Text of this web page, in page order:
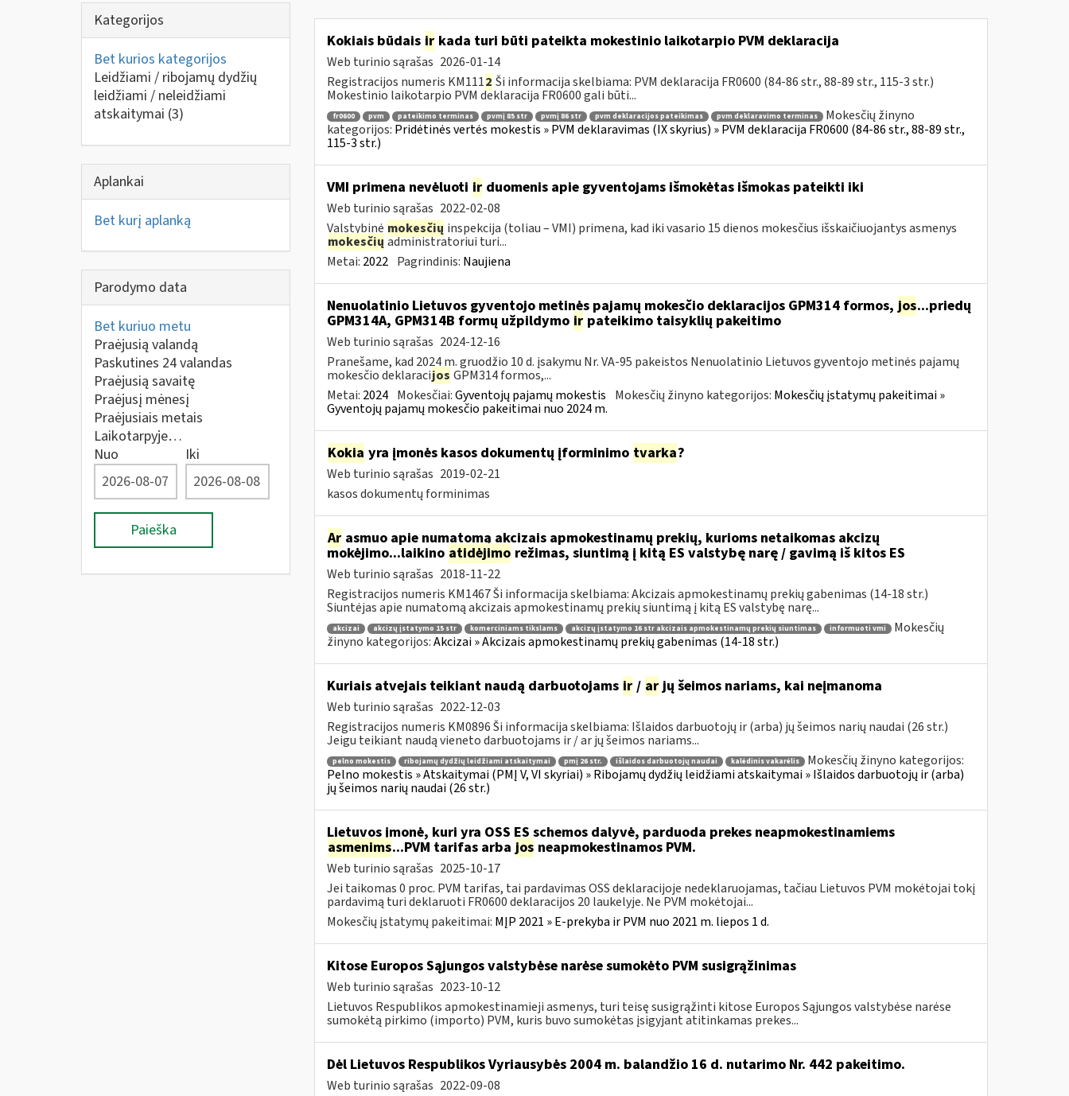
Kategorijos
Bet kurios kategorijos
Leidžiami / ribojamų dydžių
leidžiami / neleidžiami
atskaitymai (3)
Aplankai
Bet kurį aplanką
Parodymo data
Bet kuriuo metu
Praėjusią valandą
Paskutines 24 valandas
Praėjusią savaitę
Praėjusį mėnesį
Praėjusiais metais
Laikotarpyje…
Nuo
Iki
Paieška
Kokiais būdais irkada turi būti pateikta mokestinio laikotarpio PVM deklaracija
Web turinio sąrašas 2026-01-14
Registracijos numeris KM1112 Ši informacija skelbiama: PVM deklaracija FR0600 (84-86 str., 88-89 str., 115-3 str.)
Mokestinio laikotarpio PVM deklaracija FR0600 gali būti...
fr0600 pvm pateikimo terminas pvmį 85 str pvmį 86 str pvm deklaracijos pateikimas pvm deklaravimo terminas
Mokesčių žinyno
kategorijos: Pridėtinės vertės mokestis » PVM deklaravimas (IX skyrius) » PVM deklaracija FR0600 (84-86 str., 88-89 str.,
115-3 str.)
VMI primena nevėluoti irduomenis apie gyventojams išmokėtas išmokas pateikti iki
Web turinio sąrašas 2022-02-08
Valstybinė mokesčių inspekcija (toliau – VMI) primena, kad iki vasario 15 dienos mokesčius išskaičiuojantys asmenys
mokesčių administratoriui turi...
Metai: 2022 Pagrindinis: Naujiena
Nenuolatinio Lietuvos gyventojo metinės pajamų mokesčio deklaracijos GPM314 formos, jos...priedų
GPM314A, GPM314B formų užpildymo irpateikimo taisyklių pakeitimo
Web turinio sąrašas 2024-12-16
Pranešame, kad 2024 m. gruodžio 10 d. įsakymu Nr. VA-95 pakeistos Nenuolatinio Lietuvos gyventojo metinės pajamų
mokesčio deklaracijos GPM314 formos,...
Metai: 2024 Mokesčiai:Gyventojų pajamų mokestis Mokesčių žinyno kategorijos: Mokesčių įstatymų pakeitimai »
Gyventojų pajamų mokesčio pakeitimai nuo 2024 m.
Kokia yra įmonės kasos dokumentų įforminimo tvarka?
Web turinio sąrašas 2019-02-21
kasos dokumentų forminimas
Arasmuo apie numatomą akcizais apmokestinamų prekių, kurioms netaikomas akcizų
mokėjimo...laikino atidėjimo režimas, siuntimą į kitą ES valstybę narę / gavimą iš kitos ES
Web turinio sąrašas 2018-11-22
Registracijos numeris KM1467 Ši informacija skelbiama: Akcizais apmokestinamų prekių gabenimas (14-18 str.)
Siuntėjas apie numatomą akcizais apmokestinamų prekių siuntimą į kitą ES valstybę narę...
akcizai akcizų įstatymo 15 str komerciniams tikslams akcizų įstatymo 16 str akcizais apmokestinamų prekių siuntimas informuoti vmi
Mokesčių
žinyno kategorijos:Akcizai » Akcizais apmokestinamų prekių gabenimas (14-18 str.)
Kuriais atvejais teikiant naudą darbuotojams ir/ arjų šeimos nariams, kai neįmanoma
Web turinio sąrašas 2022-12-03
Registracijos numeris KM0896 Ši informacija skelbiama: Išlaidos darbuotojų ir (arba) jų šeimos narių naudai (26 str.)
Jeigu teikiant naudą vieneto darbuotojams ir / ar jų šeimos nariams...
pelno mokestis ribojamų dydžių leidžiami atskaitymai pmį 26 str. išlaidos darbuotojų naudai kalėdinis vakarėlis
Mokesčių žinyno kategorijos:
Pelno mokestis » Atskaitymai (PMĮ V, VI skyriai) » Ribojamų dydžių leidžiami atskaitymai » Išlaidos darbuotojų ir (arba)
jų šeimos narių naudai (26 str.)
Lietuvos įmonė, kuri yra OSS ES schemos dalyvė, parduoda prekes neapmokestinamiems
asmenims...PVM tarifas arba jos neapmokestinamos PVM.
Web turinio sąrašas 2025-10-17
Jei taikomas 0 proc. PVM tarifas, tai pardavimas OSS deklaracijoje nedeklaruojamas, tačiau Lietuvos PVM mokėtojai tokį
pardavimą turi deklaruoti FR0600 deklaracijos 20 laukelyje. Ne PVM mokėtojai...
Mokesčių įstatymų pakeitimai: MĮP 2021 » E-prekyba ir PVM nuo 2021 m. liepos 1 d.
Kitose Europos Sąjungos valstybėse narėse sumokėto PVM susigrąžinimas
Web turinio sąrašas 2023-10-12
Lietuvos Respublikos apmokestinamieji asmenys, turi teisę susigrąžinti kitose Europos Sąjungos valstybėse narėse
sumokėtą pirkimo (importo) PVM, kuris buvo sumokėtas įsigyjant atitinkamas prekes...
Dėl Lietuvos Respublikos Vyriausybės 2004 m. balandžio 16 d. nutarimo Nr. 442 pakeitimo.
Web turinio sąrašas 2022-09-08